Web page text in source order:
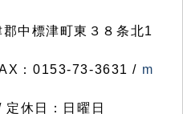
中標津町東３８条北1
：0153-73-3631 / m
休日：日曜日